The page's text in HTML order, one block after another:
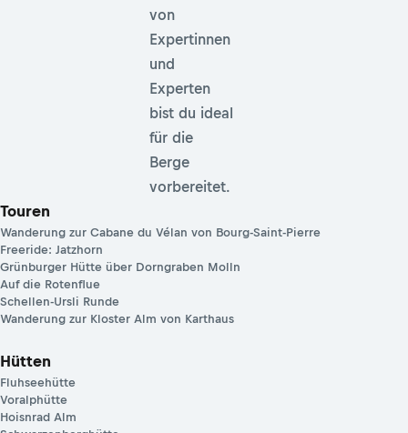
von
Expertinnen
und
Experten
bist du ideal
für die
Berge
vorbereitet.
Touren
Wanderung zur Cabane du Vélan von Bourg-Saint-Pierre
Freeride: Jatzhorn
Grünburger Hütte über Dorngraben Molln
Auf die Rotenflue
Schellen-Ursli Runde
Wanderung zur Kloster Alm von Karthaus
Hütten
Fluhseehütte
Voralphütte
Hoisnrad Alm